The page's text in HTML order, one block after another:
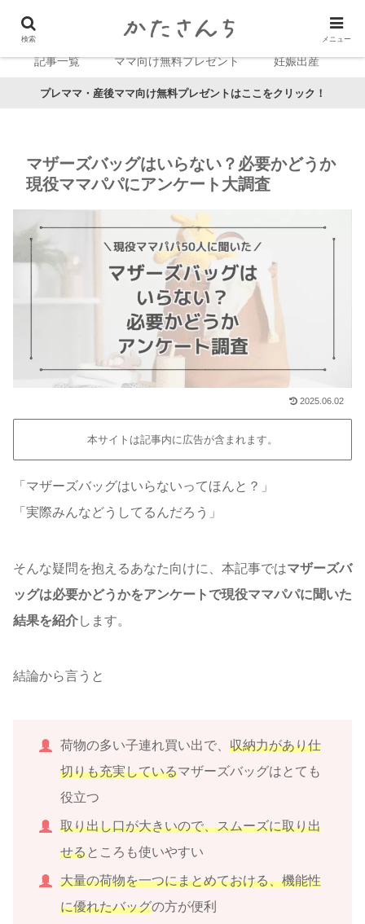
記事一覧 ママ向け無料プレゼント 妊娠出産
プレママ・産後ママ向け無料プレゼントはここをクリック！
マザーズバッグはいらない？必要かどうか
現役ママパパにアンケート大調査
2025.06.02
本サイトは記事内に広告が含まれます。
「マザーズバッグはいらないってほんと？」
「実際みんなどうしてるんだろう」
そんな疑問を抱えるあなた向けに、本記事ではマザーズバ
ッグは必要かどうかをアンケートで現役ママパパに聞いた
結果を紹介します。
結論から言うと
荷物の多い子連れ買い出で、 収納力があり仕
切りも充実しているマザーズバッグはとても
役立つ
取り出し口が大きいので、スムーズに取り出
せるところも使いやすい
大量の荷物を一つにまとめておける、機能性
に優れたバッグの方が便利
検索 メニュー